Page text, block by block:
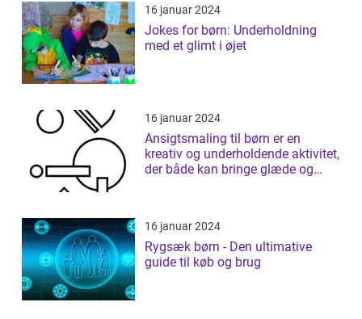
16 januar 2024
Jokes for børn: Underholdning
med et glimt i øjet
16 januar 2024
Ansigtsmaling til børn er en
kreativ og underholdende aktivitet,
der både kan bringe glæde og
16 januar 2024
Rygsæk børn - Den ultimative
guide til køb og brug